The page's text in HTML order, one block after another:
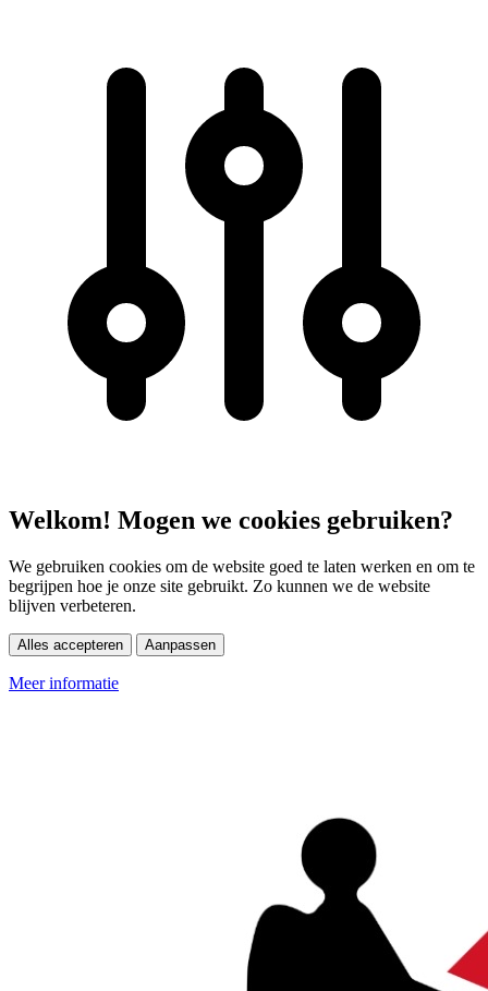
Welkom! Mogen we cookies gebruiken?
We gebruiken cookies om de website goed te laten werken en om te
begrijpen hoe je onze site gebruikt. Zo kunnen we de website
blijven verbeteren.
Alles accepteren Aanpassen
Meer informatie